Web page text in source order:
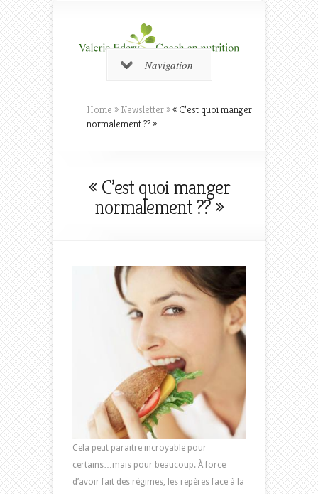
Navigation
Home » Newsletter »« C’est quoi manger
normalement ?? »
« C’est quoi manger
normalement ?? »
Cela peut paraitre incroyable pour
certains…mais pour beaucoup. À force
d’avoir fait des régimes, les repères face à la